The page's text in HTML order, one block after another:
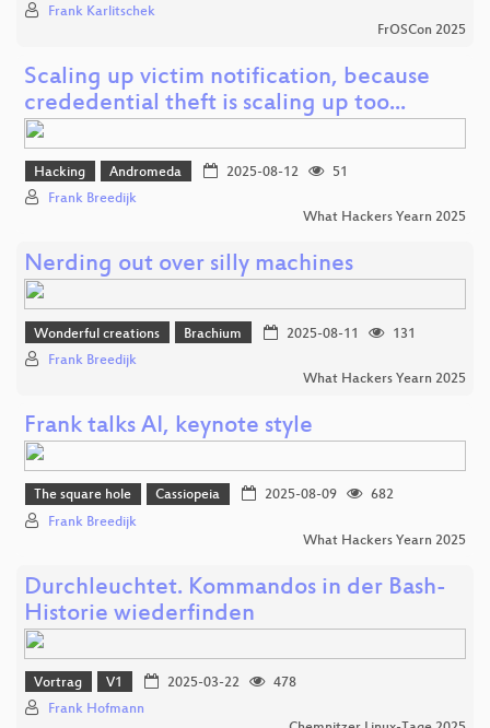
Frank Karlitschek
FrOSCon 2025
Scaling up victim notification, because
crededential theft is scaling up too...
Hacking Andromeda 2025-08-12
51
Frank Breedijk
What Hackers Yearn 2025
Nerding out over silly machines
Wonderful creations Brachium 2025-08-11
131
Frank Breedijk
What Hackers Yearn 2025
Frank talks AI, keynote style
The square hole Cassiopeia 2025-08-09
682
Frank Breedijk
What Hackers Yearn 2025
Durchleuchtet. Kommandos in der Bash-
Historie wiederfinden
Vortrag V1 2025-03-22
478
Frank Hofmann